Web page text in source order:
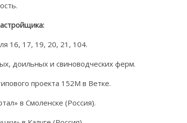
16, 17, 19, 20, 21, 104.
доильных и свиноводческих ферм.
проекта 152М в Ветке.
в Смоленске (Россия).